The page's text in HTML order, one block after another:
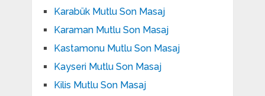
Karabük Mutlu Son Masaj
Karaman Mutlu Son Masaj
Kastamonu Mutlu Son Masaj
Kayseri Mutlu Son Masaj
Kilis Mutlu Son Masaj